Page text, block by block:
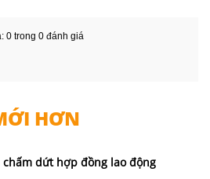
0 trong 0 đánh giá
HƠN
chấm dứt hợp đồng lao động